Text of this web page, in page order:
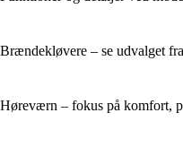
Brændekløvere – se udvalget
Høreværn – fokus på komfort,